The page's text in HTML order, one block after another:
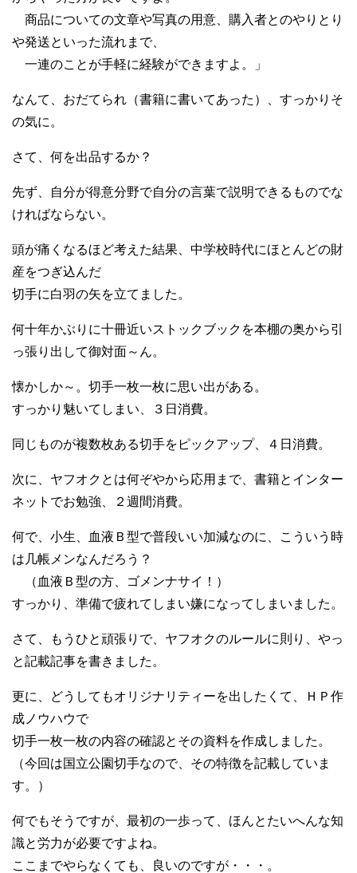
商品についての文章や写真の用意、購入者とのやりとり
や発送といった流れまで、
一連のことが手軽に経験ができますよ。」
なんて、おだてられ（書籍に書いてあった）、すっかりそ
の気に。
さて、何を出品するか？
先ず、自分が得意分野で自分の言葉で説明できるものでな
ければならない。
頭が痛くなるほど考えた結果、中学校時代にほとんどの財
産をつぎ込んだ
切手に白羽の矢を立てました。
何十年かぶりに十冊近いストックブックを本棚の奥から引
っ張り出して御対面～ん。
懐かしか～。切手一枚一枚に思い出がある。
すっかり魅いてしまい、３日消費。
同じものが複数枚ある切手をピックアップ、４日消費。
次に、ヤフオクとは何ぞやから応用まで、書籍とインター
ネットでお勉強、２週間消費。
何で、小生、血液Ｂ型で普段いい加減なのに、こういう時
は几帳メンなんだろう？
（血液Ｂ型の方、ゴメンナサイ！）
すっかり、準備で疲れてしまい嫌になってしまいました。
さて、もうひと頑張りで、ヤフオクのルールに則り、やっ
と記載記事を書きました。
更に、どうしてもオリジナリティーを出したくて、ＨＰ作
成ノウハウで
切手一枚一枚の内容の確認とその資料を作成しました。
（今回は国立公園切手なので、その特徴を記載していま
す。）
何でもそうですが、最初の一歩って、ほんとたいへんな知
識と労力が必要ですよね。
ここまでやらなくても、良いのですが・・・。